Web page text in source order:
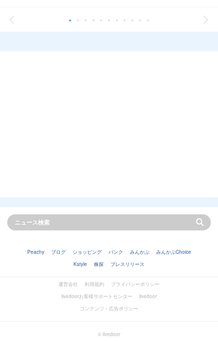
Peachy ブログ ショッピング バンク みんかぶ
みんかぶChoice
Kstyle
株探 プレスリリース
運営会社 利用規約
プライバシーポリシー
livedoorお客様サポートセンター
livedoor
コンテンツ・広告ポリシー
© livedoor